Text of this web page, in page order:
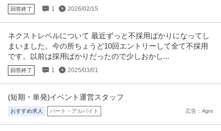
回答終了 1 2026/02/15
ネクストレベルについて 最近ずっと不採用ばかりになってし
まいました。今の所ちょうど10回エントリーして全て不採用
です。以前は採用ばかりだったので少しおかし...
回答終了 1 2025/03/01
(短期・単発)イベント運営スタッフ
おすすめ求人 パート・アルバイト 広告：Agre